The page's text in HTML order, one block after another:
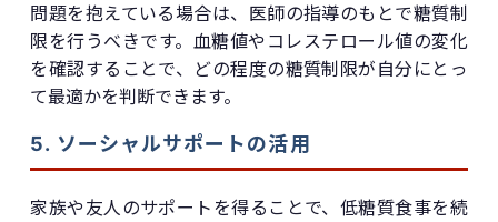
問題を抱えている場合は、医師の指導のもとで糖質制
限を行うべきです。血糖値やコレステロール値の変化
を確認することで、どの程度の糖質制限が自分にとっ
て最適かを判断できます。
5. ソーシャルサポートの活用
家族や友人のサポートを得ることで、低糖質食事を続